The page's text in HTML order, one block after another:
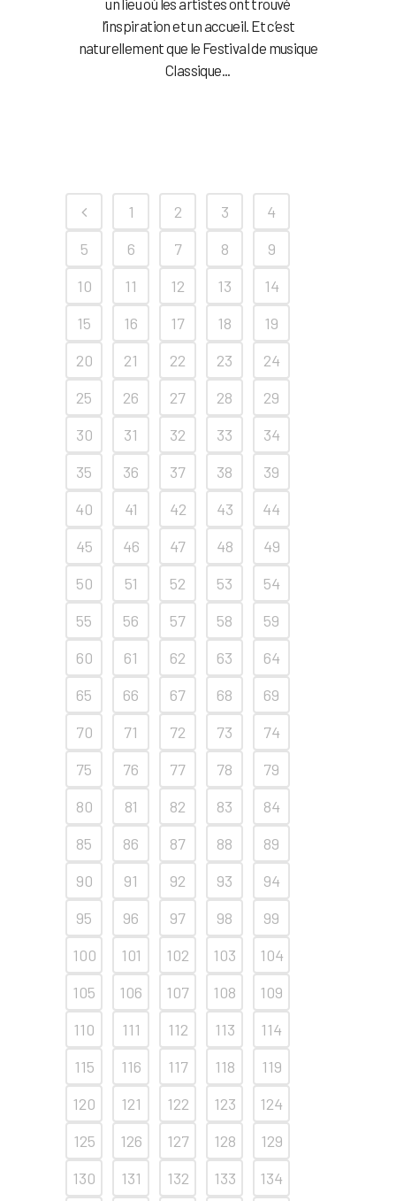
l’inspiration et un accueil. Et c’est
naturellement que le Festival de musique
Classique...
1 2 3
4
5
6 7 8
9
10
11 12 13
14
15
16 17 18
19
20
21 22 23
24
25
26 27 28
29
30
31 32 33
34
35
36 37 38
39
40
41 42 43
44
45
46 47 48
49
50
51 52 53
54
55
56 57 58
59
60
61 62 63
64
65
66 67 68
69
70
71 72 73
74
75
76 77 78
79
80
81 82 83
84
85
86 87 88
89
90
91 92 93
94
95
96 97 98
99
100
101 102 103
104
105
106 107 108
109
110
111 112 113
114
115
116 117 118
119
120
121 122 123
124
125
126 127 128
129
130
131 132 133
134